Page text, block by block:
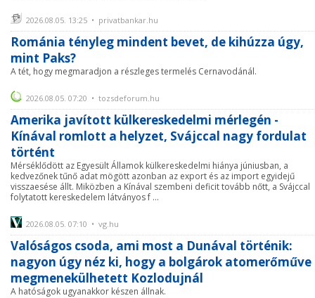
2026.08.05. 13:25 • privatbankar.hu
Románia tényleg mindent bevet, de kihúzza úgy,
mint Paks?
A tét, hogy megmaradjon a részleges termelés Cernavodánál.
2026.08.05. 07:20 • tozsdeforum.hu
Amerika javított külkereskedelmi mérlegén -
Kínával romlott a helyzet, Svájccal nagy fordulat
történt
Mérséklődött az Egyesült Államok külkereskedelmi hiánya júniusban, a
kedvezőnek tűnő adat mögött azonban az export és az import egyidejű
visszaesése állt. Miközben a Kínával szembeni deficit tovább nőtt, a Svájccal
folytatott kereskedelem látványos f ...
2026.08.05. 07:10 • vg.hu
Valóságos csoda, ami most a Dunával történik:
nagyon úgy néz ki, hogy a bolgárok atomerőműve
megmenekülhetett Kozlodujnál
A hatóságok ugyanakkor készen állnak.